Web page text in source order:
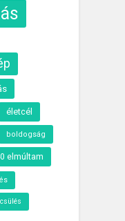
életcél
boldogság
elmúltam